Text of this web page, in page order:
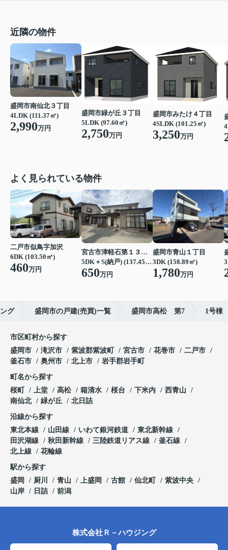
近隣の物件
盛岡市南仙北３丁目
4LDK (111.37㎡)
2,990万円
盛岡市緑が丘３丁目
5LDK (97.60㎡)
2,750万円
盛岡市みたけ４丁目
4SLDK (101.25㎡)
3,250万円
よく見られている物件
二戸市似鳥字加沢
6DK (103.50㎡)
460万円
宮古市津軽石第１３地割
5DK＋S(納戸) (137.45㎡)
650万円
盛岡市青山１丁目
3DK (158.89㎡)
1,780万円
グ 盛岡市の戸建(売買)一覧 盛岡市高松 第7 1号棟
市区町村から探す
盛岡市
滝沢市 紫波郡紫波町 宮古市 花巻市
二戸市
釜石市
奥州市 北上市 岩手郡岩手町
町名から探す
桜町
上堂 高松 箱清水 桜台 下米内
西青山
南仙北
緑が丘 北日詰
沿線から探す
東北本線
山田線 いわて銀河鉄道
東北新幹線
田沢湖線
秋田新幹線 三陸鉄道リアス線
釜石線
北上線
花輪線
駅から探す
盛岡
厨川 青山 上盛岡 古館 仙北町
紫波中央
山岸
日詰 前潟
株式会社Ｒ－ハウジング